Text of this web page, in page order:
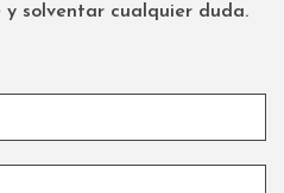
solventar cualquier duda.